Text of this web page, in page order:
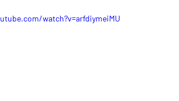
watch?v=arfdiymeiMU